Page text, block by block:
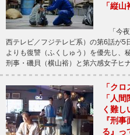
「縦
「今夜
西テレビ／フジテレビ系）の第6話が
よりも復讐（ふくしゅう）を優先し、
刑事・磯貝（横山裕）と第六感女子ヒ
「ク
「人
く難し
『刑
る』っ